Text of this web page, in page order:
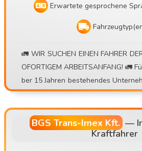
Erwartete gesprochene
🚛 WIR SUCHEN EINEN FAHRER DER KLASSE C+E – MIT S
OFORTIGEM ARBEITSANFANG! 🚛 Für unser stabiles, seit ü
ber 15 Jahren bestehendes Unternehmen suchen wir einen
Fahrer für Container-Lkw im Tages- oder Wochenrhythmus
. 💰 Was wir bieten: • Verdienstmöglichkeit von 30.000 – 4
0.000 Ft/Tag • Prämienmodell mit Umkehrpauschale • Bei k
leinen internationalen Transporten zusätzliche Tagespausc
BGS Trans-Imex Kft.—
Kraftfahrer